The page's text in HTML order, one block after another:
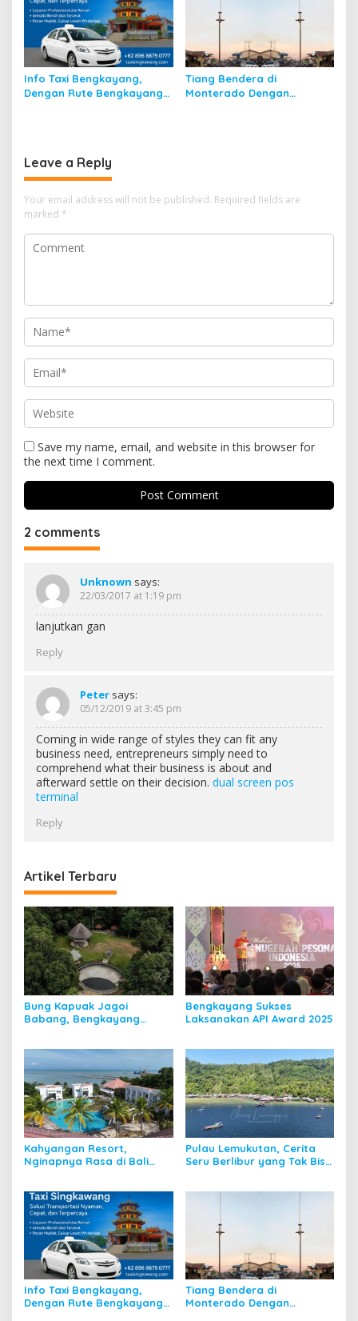
Info Taxi Bengkayang,
Dengan Rute Bengkayang
Tiang Bendera di
Monterado Dengan
Leave a Reply
Your email address will not be published. Required fields are
marked *
Save my name, email, and website in this browser for
the next time I comment.
2 comments
Unknown says:
22/03/2017 at 1:19 pm
lanjutkan gan
Reply
Peter says:
05/12/2019 at 3:45 pm
Coming in wide range of styles they can fit any
business need, entrepreneurs simply need to
comprehend what their business is about and
afterward settle on their decision. dual screen pos
terminal
Reply
Artikel Terbaru
Bung Kapuak Jagoi
Babang, Bengkayang
Bengkayang Sukses
Laksanakan API Award 2025
Kahyangan Resort,
Nginapnya Rasa di Bali
Pulau Lemukutan, Cerita
Seru Berlibur yang Tak Bisa
Info Taxi Bengkayang,
Dengan Rute Bengkayang
Tiang Bendera di
Monterado Dengan